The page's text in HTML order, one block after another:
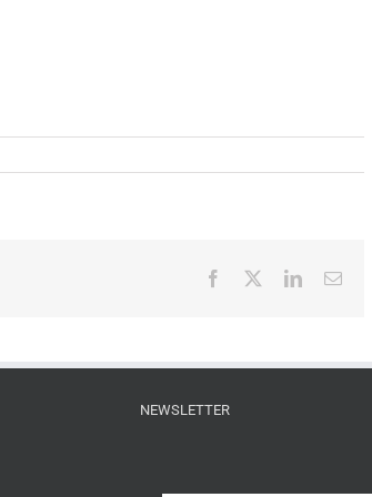
Facebook LinkedIn
NEWSLETTER